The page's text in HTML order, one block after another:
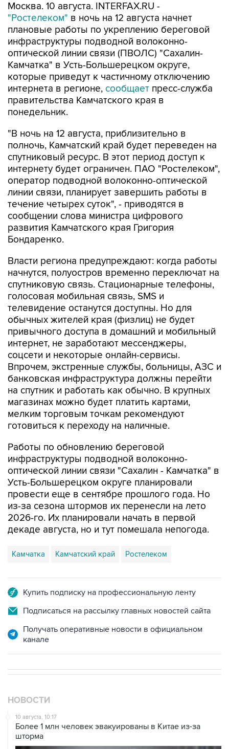
Москва. 10 августа. INTERFAX.RU -
"Ростелеком" в ночь на 12 августа начнет
плановые работы по укреплению береговой
инфраструктуры подводной волоконно-
оптической линии связи (ПВОЛС) "Сахалин-
Камчатка" в Усть-Большерецком округе,
которые приведут к частичному отключению
интернета в регионе, сообщает пресс-служба
правительства Камчатского края в
понедельник.
"В ночь на 12 августа, приблизительно в
полночь, Камчатский край будет переведен на
спутниковый ресурс. В этот период доступ к
интернету будет ограничен. ПАО "Ростелеком",
оператор подводной волоконно-оптической
линии связи, планирует завершить работы в
течение четырех суток", - приводятся в
сообщении слова министра цифрового
развития Камчатского края Григория
Бондаренко.
Власти региона предупреждают: когда работы
начнутся, полуостров временно переключат на
спутниковую связь. Стационарные телефоны,
голосовая мобильная связь, SMS и
телевидение останутся доступны. Но для
обычных жителей края (физлиц) не будет
привычного доступа в домашний и мобильный
интернет, не заработают мессенджеры,
соцсети и некоторые онлайн-сервисы.
Впрочем, экстренные службы, больницы, АЗС и
банковская инфраструктура должны перейти
на спутник и работать как обычно. В крупных
магазинах можно будет платить картами,
мелким торговым точкам рекомендуют
готовиться к переходу на наличные.
Работы по обновлению береговой
инфраструктуры подводной волоконно-
оптической линии связи "Сахалин - Камчатка" в
Усть-Большерецком округе планировали
провести еще в сентябре прошлого года. Но
из-за сезона штормов их перенесли на лето
2026-го. Их планировали начать в первой
декаде августа, но и тут помешала непогода.
Камчатка Камчатский край Ростелеком
Купить подписку на профессиональную ленту
Подписаться на рассылку главных новостей сайта
Получать оперативные новости в официальном
канале
НОВОСТИ
10 августа, 10:17
Более 1 млн человек эвакуированы в Китае из-за
шторма